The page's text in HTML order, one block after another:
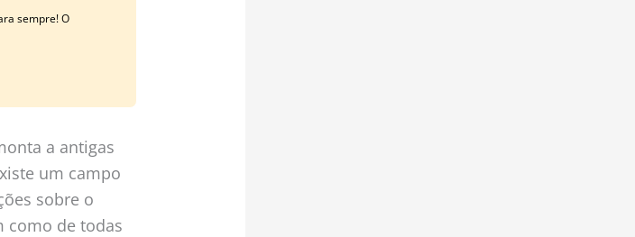
sempre! O
a antigas
um campo
sobre o
como de todas